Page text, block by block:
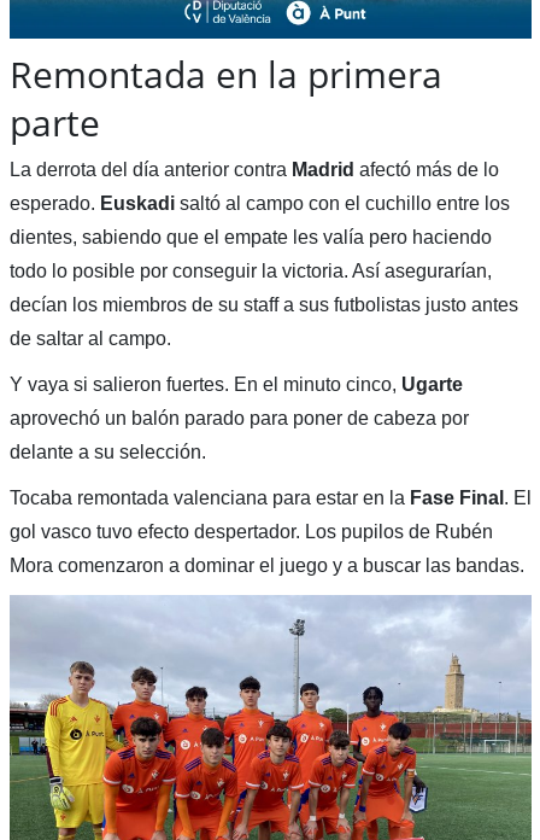
Remontada en la primera
parte
La derrota del día anterior contra Madrid afectó más de lo
esperado. Euskadisaltó al campo con el cuchillo entre los
dientes, sabiendo que el empate les valía pero haciendo
todo lo posible por conseguir la victoria. Así asegurarían,
decían los miembros de su staff a sus futbolistas justo antes
de saltar al campo.
Y vaya si salieron fuertes. En el minuto cinco, Ugarte
aprovechó un balón parado para poner de cabeza por
delante a su selección.
Tocaba remontada valenciana para estar en la Fase Final . El
gol vasco tuvo efecto despertador. Los pupilos de Rubén
Mora comenzaron a dominar el juego y a buscar las bandas.